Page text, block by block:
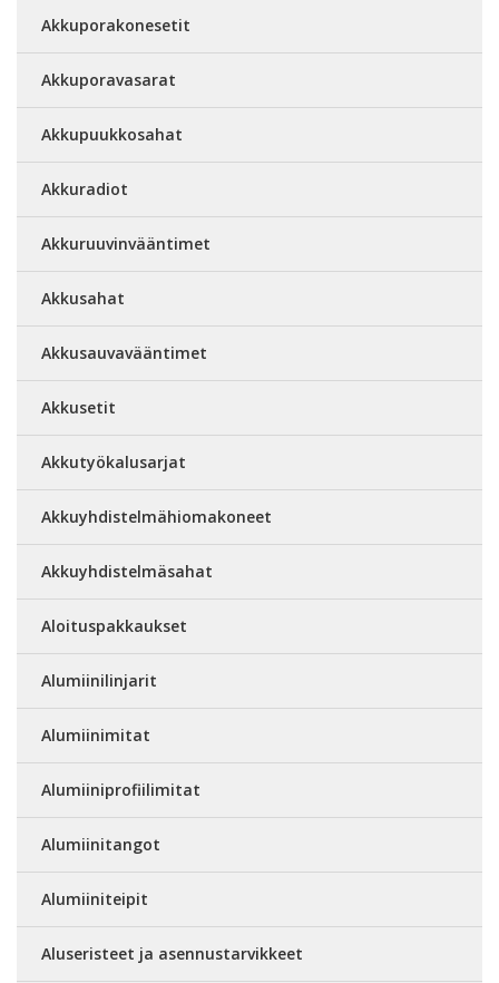
Akkuporakonesetit
Akkuporavasarat
Akkupuukkosahat
Akkuradiot
Akkuruuvinvääntimet
Akkusahat
Akkusauvavääntimet
Akkusetit
Akkutyökalusarjat
Akkuyhdistelmähiomakoneet
Akkuyhdistelmäsahat
Aloituspakkaukset
Alumiinilinjarit
Alumiinimitat
Alumiiniprofiilimitat
Alumiinitangot
Alumiiniteipit
Aluseristeet ja asennustarvikkeet